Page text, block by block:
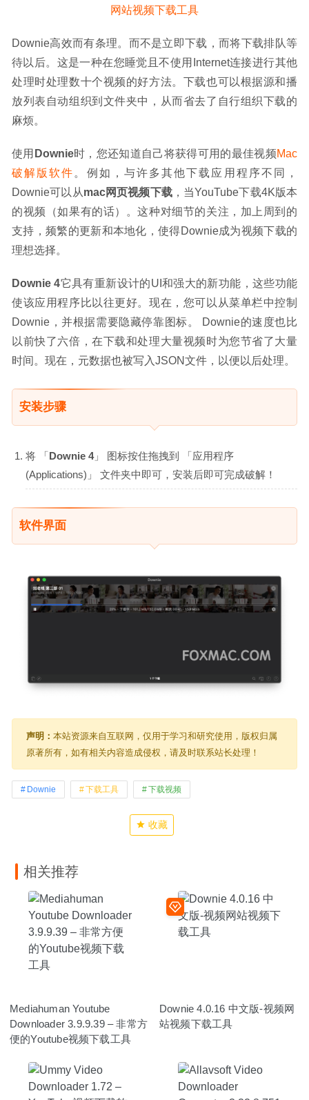
Downie高效而有条理。而不是立即下载，而将下载排队等
待以后。这是一种在您睡觉且不使用Internet连接进行其他
处理时处理数十个视频的好方法。下载也可以根据源和播
放列表自动组织到文件夹中，从而省去了自行组织下载的
麻烦。
使用 Downie时，您还知道自己将获得可用的最佳视频Mac
破解版软件 。例如，与许多其他下载应用程序不同，
Downie可以从mac网页视频下载，当YouTube下载4K版本
的视频（如果有的话）。这种对细节的关注，加上周到的
支持，频繁的更新和本地化，使得Downie成为视频下载的
理想选择。
Downie 4它具有重新设计的UI和强大的新功能，这些功能
使该应用程序比以往更好。现在，您可以从菜单栏中控制
Downie，并根据需要隐藏停靠图标。 Downie的速度也比
以前快了六倍，在下载和处理大量视频时为您节省了大量
时间。现在，元数据也被写入JSON文件，以便以后处理。
安装步骤
将 「Downie 4」 图标按住拖拽到 「应用程序
(Applications)」 文件夹中即可，安装后即可完成破解！
软件界面
声明： 本站资源来自互联网，仅用于学习和研究使用，版权归属
原著所有，如有相关内容造成侵权，请及时联系站长处理！
Downie 下载工具 下载视频
收藏
相关推荐
Mediahuman Youtube
Downloader 3.9.9.39 – 非常方
便的Youtube视频下载工具
Downie 4.0.16 中文版-视频网
站视频下载工具